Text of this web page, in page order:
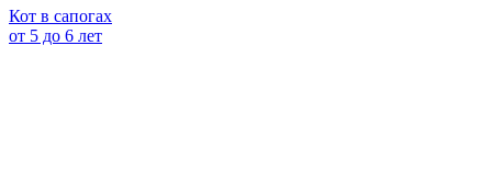
Кот в сапогах
от 5 до 6 лет